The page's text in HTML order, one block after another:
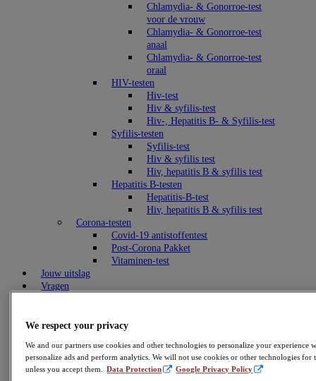
Chlamydia- & Gonorroe-test
voor de vrouw
Chlamydia- & Gonorroe-test
anaal
Chlamydia- & Gonorroe-test
oraal
HIV-testen
Hiv-test
Hiv & syfilis-test
Hiv-, Hepatitis B- & Syfilis-test
Syfilis-testen
Syfilis-test
Hiv & syfilis test
Hiv, hepatitis B & syfilis test
Hepatitis B-testen
Hepatitis-B-test
Hiv, hepatitis B & syfilis test
Corona-testen
Covid-19 antistoffentest
Post-Corona Pakket
Vitaminen-test
Jouw uitslag
Vragen
Vitaminen
Drugs
Corona
Soa
We respect your privacy
We and our partners use cookies and other technologies to personalize your experience
personalize ads and perform analytics. We will not use cookies or other technologies for
unless you accept them.
Data Protection Google Privacy Policy